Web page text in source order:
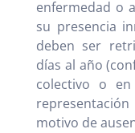
enfermedad o
su presencia
deben ser
días al año
colectivo o
motivo de